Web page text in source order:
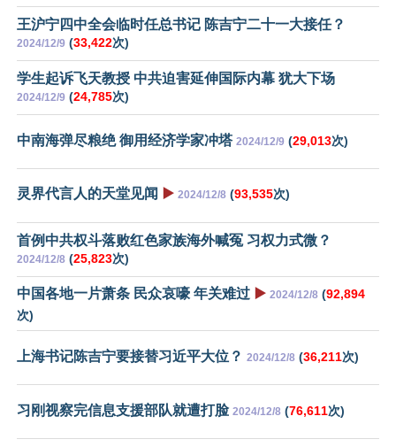
王沪宁四中全会临时任总书记 陈吉宁二十一大接任？
2024/12/9 (33,422次)
学生起诉飞天教授 中共迫害延伸国际内幕 犹大下场
2024/12/9 (24,785次)
中南海弹尽粮绝 御用经济学家冲塔 2024/12/9 (29,013次)
灵界代言人的天堂见闻 ▶️ 2024/12/8 (93,535次)
首例中共权斗落败红色家族海外喊冤 习权力式微？
2024/12/8 (25,823次)
中国各地一片萧条 民众哀嚎 年关难过 ▶️ 2024/12/8 (92,894
次)
上海书记陈吉宁要接替习近平大位？ 2024/12/8 (36,211次)
习刚视察完信息支援部队就遭打脸 2024/12/8 (76,611次)